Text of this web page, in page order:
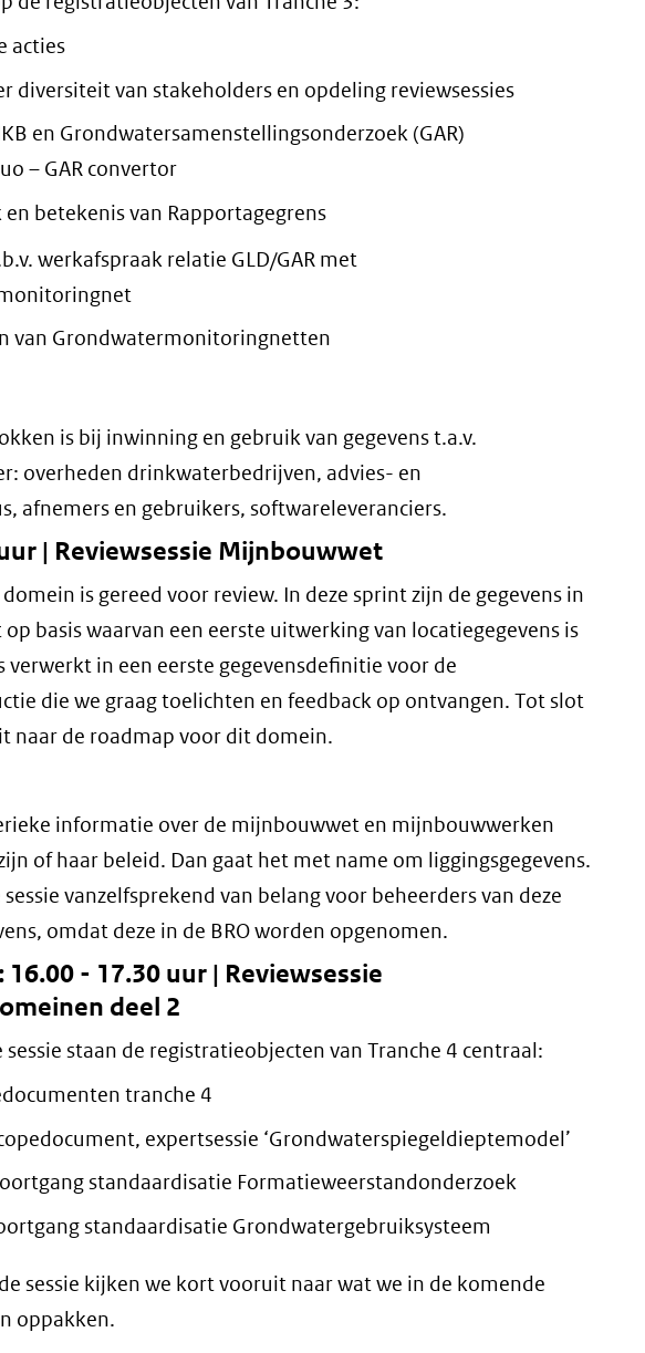
acties
diversiteit van stakeholders en opdeling reviewsessies
en Grondwatersamenstellingsonderzoek (GAR)
– GAR convertor
en betekenis van Rapportagegrens
werkafspraak relatie GLD/GAR met
van Grondwatermonitoringnetten
is bij inwinning en gebruik van gegevens t.a.v.
overheden drinkwaterbedrijven, advies- en
afnemers en gebruikers, softwareleveranciers.
| Reviewsessie Mijnbouwwet
is gereed voor review. In deze sprint zijn de gegevens in
op basis waarvan een eerste uitwerking van locatiegegevens is
verwerkt in een eerste gegevensdefinitie voor de
die we graag toelichten en feedback op ontvangen. Tot slot
naar de roadmap voor dit domein.
informatie over de mijnbouwwet en mijnbouwwerken
of haar beleid. Dan gaat het met name om liggingsgegevens.
sessie vanzelfsprekend van belang voor beheerders van deze
omdat deze in de BRO worden opgenomen.
16.00 - 17.30 uur | Reviewsessie
deel 2
sessie staan de registratieobjecten van Tranche 4 centraal:
tranche 4
expertsessie ‘Grondwaterspiegeldieptemodel’
standaardisatie Formatieweerstandonderzoek
standaardisatie Grondwatergebruiksysteem
sessie kijken we kort vooruit naar wat we in de komende
oppakken.